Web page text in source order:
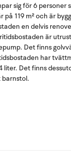
sig för 6 personer
119 m² och är
en delvis
är
Det finns
har
liter. Det finns
barnstol.